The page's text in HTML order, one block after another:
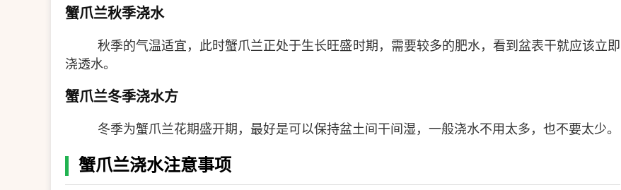
蟹爪兰秋季浇水
秋季的气温适宜，此时蟹爪兰正处于生长旺盛时期，需要较多的肥水，看到盆表干就应该立即
浇透水。
蟹爪兰冬季浇水方
冬季为蟹爪兰花期盛开期，最好是可以保持盆土间干间湿，一般浇水不用太多，也不要太少。
蟹爪兰浇水注意事项